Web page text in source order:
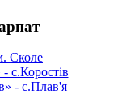
Сколе
с.Коростів
- с.Плав'я